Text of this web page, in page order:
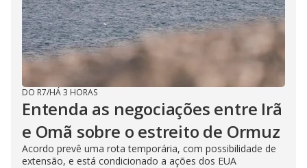
DO R7/HÁ 3 HORAS
Entenda as negociações entre Irã
e Omã sobre o estreito de Ormuz
Acordo prevê uma rota temporária, com possibilidade de
extensão, e está condicionado a ações dos EUA